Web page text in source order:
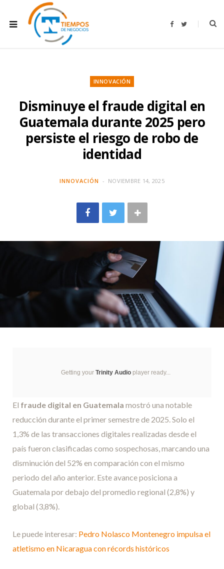
F
b
T
t
INNOVACIÓN
Disminuye el fraude digital en
Guatemala durante 2025 pero
persiste el riesgo de robo de
identidad
INNOVACIÓN NOVIEMBRE 14, 2025
Getting your Trinity Audio player ready...
El fraude digital en Guatemala mostró una notable
reducción durante el primer semestre de 2025. Solo el
1,3% de las transacciones digitales realizadas desde el
país fueron clasificadas como sospechosas, marcando una
disminución del 52% en comparación con el mismo
periodo del año anterior. Este avance posiciona a
Guatemala por debajo del promedio regional (2,8%) y
global (3,8%).
Le puede interesar: Pedro Nolasco Montenegro impulsa el
atletismo en Nicaragua con récords históricos